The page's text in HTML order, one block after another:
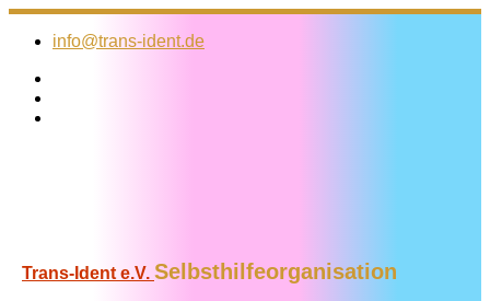
Zum
Inhalt
info@trans-ident.de
Trans-Ident e.V. Selbsthilfeorganisation